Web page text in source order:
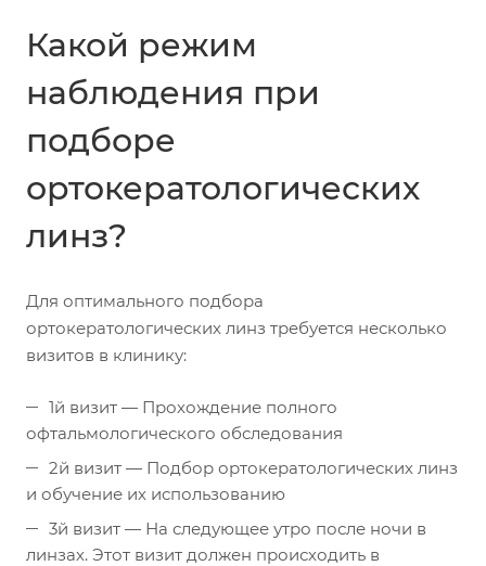
Какой режим
наблюдения при
подборе
ортокератологических
линз?
Для оптимального подбора
ортокератологических линз требуется несколько
визитов в клинику:
1й визит — Прохождение полного
офтальмологического обследования
2й визит — Подбор ортокератологических линз
и обучение их использованию
3й визит — На следующее утро после ночи в
линзах. Этот визит должен происходить в